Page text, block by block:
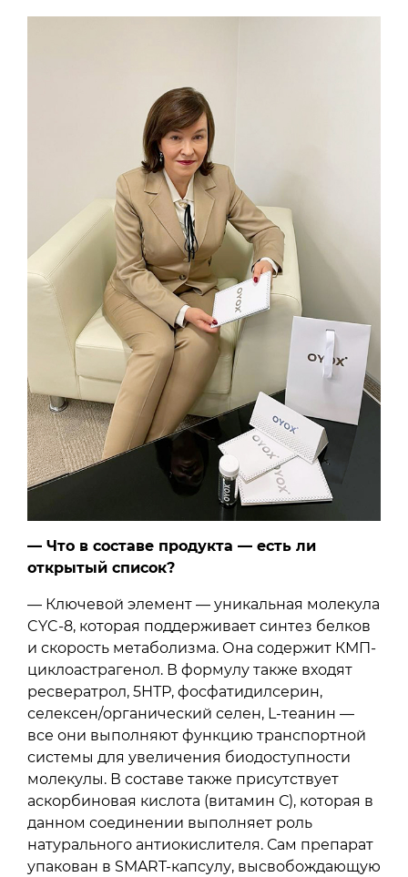
— Что в составе продукта — есть ли
открытый список?
— Ключевой элемент — уникальная молекула
CYC-8, которая поддерживает синтез белков
и скорость метаболизма. Она содержит КМП-
циклоастрагенол. В формулу также входят
ресвератрол, 5НТР, фосфатидилсерин,
селексен/органический селен, L-теанин —
все они выполняют функцию транспортной
системы для увеличения биодоступности
молекулы. В составе также присутствует
аскорбиновая кислота (витамин С), которая в
данном соединении выполняет роль
натурального антиокислителя. Сам препарат
упакован в SMART-капсулу, высвобождающую